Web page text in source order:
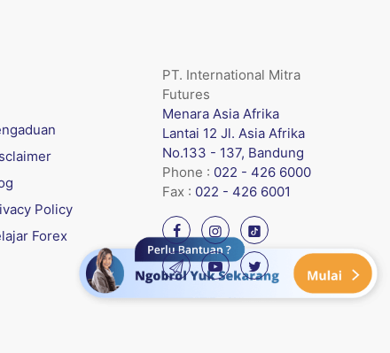
Policy
Forex
PT. International Mitra
Futures
Menara Asia Afrika
Lantai 12 Jl. Asia Afrika
No.133 - 137, Bandung
Phone : 022 - 426 6000
Fax : 022 - 426 6001